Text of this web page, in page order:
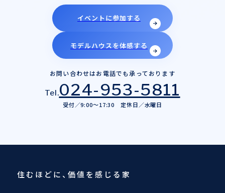
スタッフ紹介
イベントに参加する
モデルハウスを体感する
お問い合わせはお電話でも承っております
Tel.024-953-5811
受付／9:00～17:30 定休日／水曜日
住むほどに、価値を感じる家